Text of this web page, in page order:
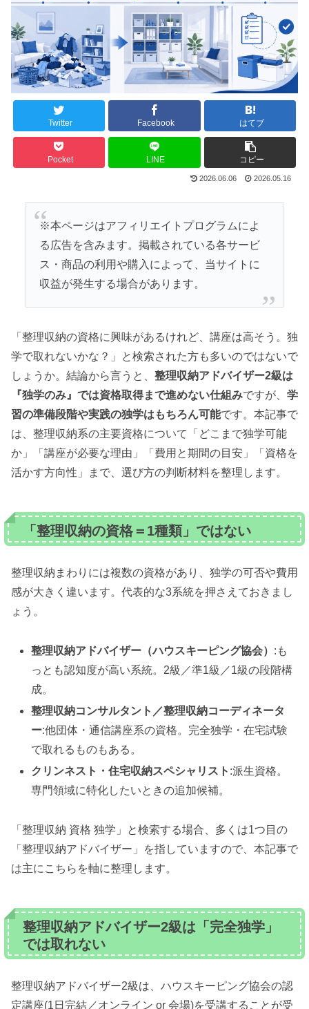
Twitter Facebook はてブ
Pocket LINE コピー
2026.06.06 2026.05.16
※本ページはアフィリエイトプログラムによ
る広告を含みます。掲載されている各サービ
ス・商品の利用や購入によって、当サイトに
収益が発生する場合があります。
「整理収納の資格に興味があるけれど、講座は高そう。独
学で取れないかな？」と検索された方も多いのではないで
しょうか。結論から言うと、 整理収納アドバイザー2級は
『独学のみ』では資格取得まで進めない仕組みですが、 学
習の準備段階や実践の独学はもちろん可能です。本記事で
は、整理収納系の主要資格について「どこまで独学可能
か」「講座が必要な理由」「費用と期間の目安」「資格を
活かす方向性」まで、選び方の判断材料を整理します。
「整理収納の資格＝1種類」ではない
整理収納まわりには複数の資格があり、独学の可否や費用
感が大きく違います。代表的な3系統を押さえておきまし
ょう。
整理収納アドバイザー（ハウスキーピング協会） :も
っとも認知度が高い系統。2級／準1級／1級の段階構
成。
整理収納コンサルタント／整理収納コーディネータ
ー:他団体・通信講座系の資格。完全独学・在宅試験
で取れるものもある。
クリンネスト・住宅収納スペシャリスト :派生資格。
専門領域に特化したいときの追加候補。
「整理収納 資格 独学」と検索する場合、多くは1つ目の
「整理収納アドバイザー」を指していますので、本記事で
は主にこちらを軸に整理します。
整理収納アドバイザー2級は「完全独学」
では取れない
整理収納アドバイザー2級は、ハウスキーピング協会の認
定講座(1日完結／オンライン or 会場)を受講することが受